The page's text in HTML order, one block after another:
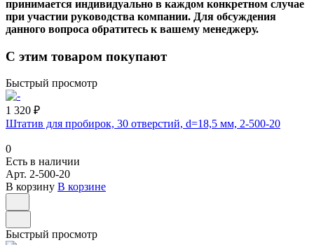
принимается индивидуально в каждом конкретном случае
при участии руководства компании. Для обсуждения
данного вопроса обратитесь к вашему менеджеру.
С этим товаром покупают
Быстрый просмотр
1 320 ₽
Штатив для пробирок, 30 отверстий, d=18,5 мм, 2-500-20
0
Есть в наличии
Арт. 2-500-20
В корзину В корзине
Быстрый просмотр